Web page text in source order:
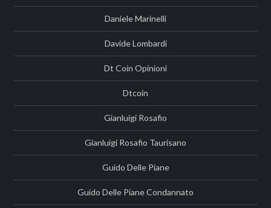
Daniele Marinelli
Davide Lombardi
Dt Coin Opinioni
Dtcoin
Gianluigi Rosafio
Gianluigi Rosafio Taurisano
Guido Delle Piane
Guido Delle Piane Condannato